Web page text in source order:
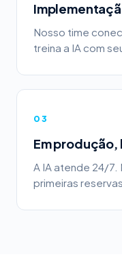
Nosso time
treina a IA com
03
Em produção,
A IA atende 24/7.
primeiras